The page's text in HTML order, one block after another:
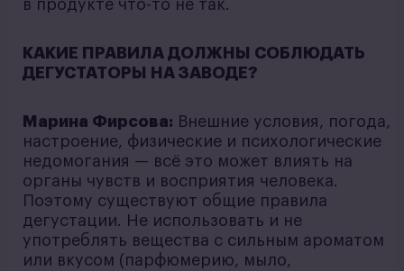
в продукте что-то не так.
КАКИЕ ПРАВИЛА ДОЛЖНЫ СОБЛЮДАТЬ
ДЕГУСТАТОРЫ НА ЗАВОДЕ?
Марина Фирсова: Внешние условия, погода,
настроение, физические и психологические
недомогания — всё это может влиять на
органы чувств и восприятия человека.
Поэтому существуют общие правила
дегустации. Не использовать и не
употреблять вещества с сильным ароматом
или вкусом (парфюмерию, мыло,